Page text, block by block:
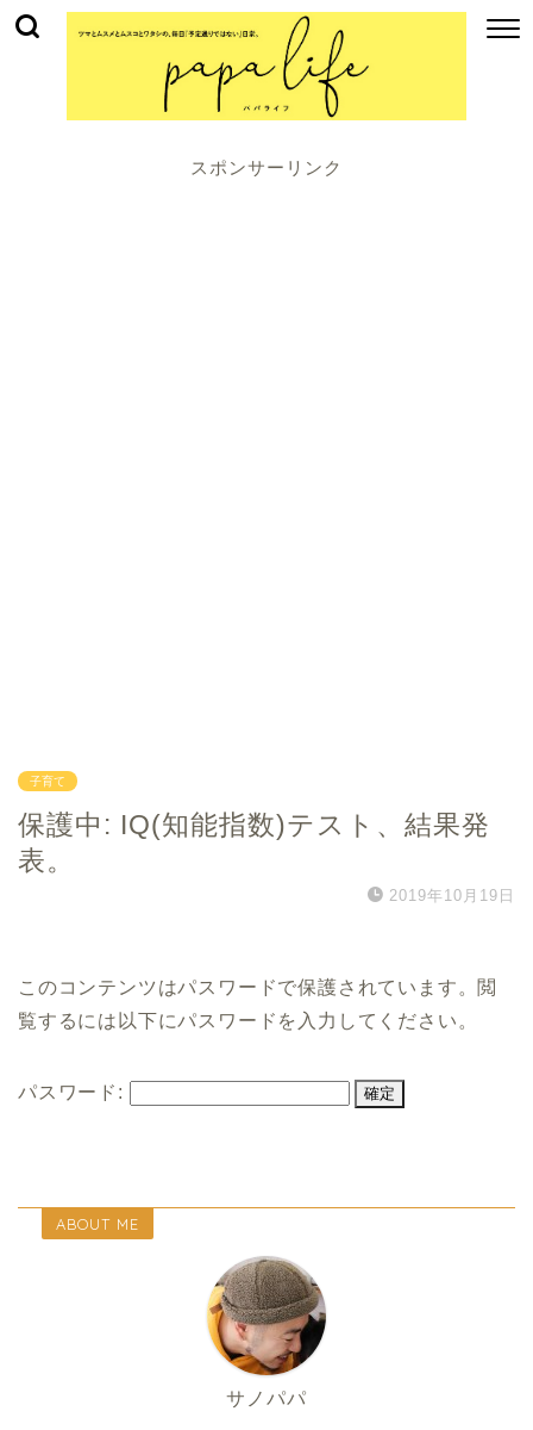
スポンサーリンク
子育て
保護中: IQ(知能指数)テスト、結果発
表。
2019年10月19日
このコンテンツはパスワードで保護されています。閲
覧するには以下にパスワードを入力してください。
パスワード:
ABOUT ME
サノパパ